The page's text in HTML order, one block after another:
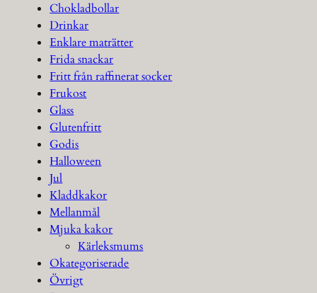
Chokladbollar
Drinkar
Enklare maträtter
Frida snackar
Fritt från raffinerat socker
Frukost
Glass
Glutenfritt
Godis
Halloween
Jul
Kladdkakor
Mellanmål
Mjuka kakor
Kärleksmums
Okategoriserade
Övrigt